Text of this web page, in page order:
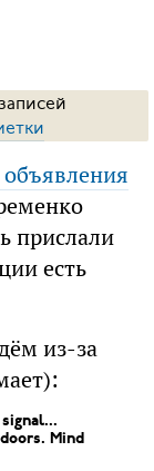
прислали
есть
из-за
Mind